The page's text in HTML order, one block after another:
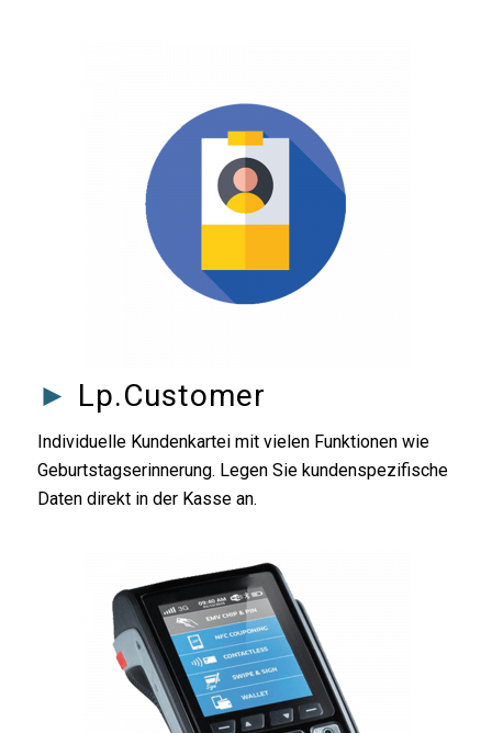
► Lp.Customer
Individuelle Kundenkartei mit vielen Funktionen wie
Geburtstagserinnerung. Legen Sie kundenspezifische
Daten direkt in der Kasse an.